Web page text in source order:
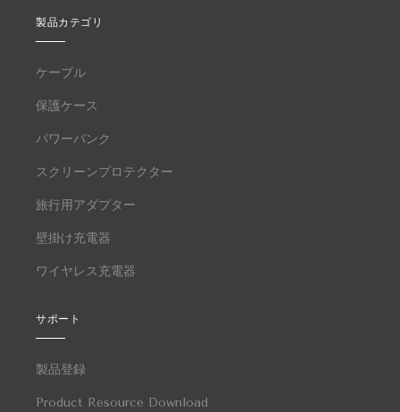
製品カテゴリ
ケーブル
保護ケース
パワーバンク
スクリーンプロテクター
旅行用アダプター
壁掛け充電器
ワイヤレス充電器
サポート
製品登録
Product Resource Download